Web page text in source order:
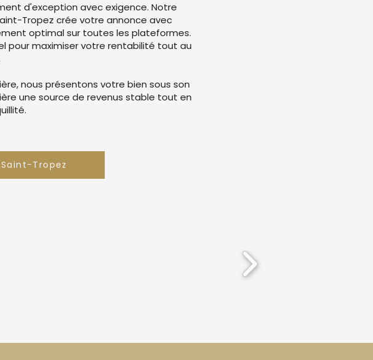
d'exception avec exigence. Notre
Tropez crée votre annonce avec
optimal sur toutes les plateformes.
pour maximiser votre rentabilité tout au
nous présentons votre bien sous son
une source de revenus stable tout en
Tropez